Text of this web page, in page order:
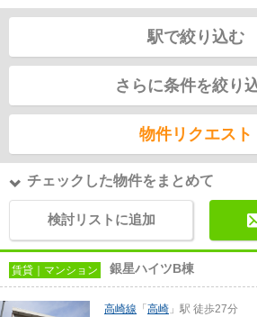
駅で絞り込む
さらに条件を絞り
物件リクエスト
チェックした物件をまとめて
検討リストに追加
賃貸｜マンション 銀星ハイツB棟
高崎線 「 高崎 」駅 徒歩27分